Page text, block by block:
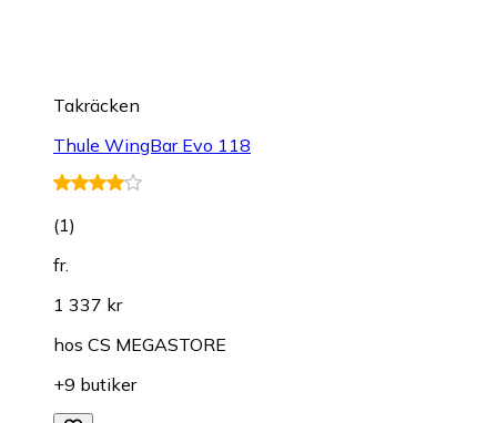
Takräcken
Thule WingBar Evo 118
(1)
fr.
1 337 kr
hos CS MEGASTORE
+9 butiker